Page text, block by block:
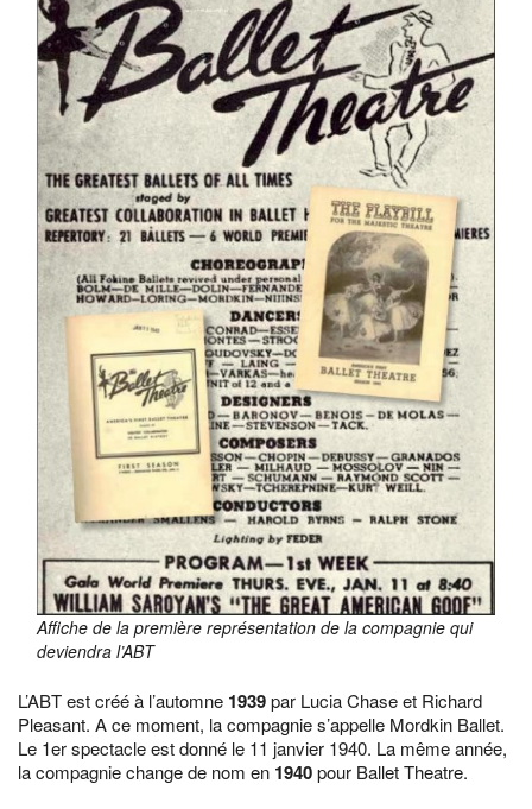
Affiche de la première représentation de la compagnie qui
deviendra l’ABT
L’ABT est créé à l’automne 1939par Lucia Chase et Richard
Pleasant. A ce moment, la compagnie s’appelle Mordkin Ballet.
Le 1er spectacle est donné le 11 janvier 1940. La même année,
la compagnie change de nom en 1940pour Ballet Theatre.